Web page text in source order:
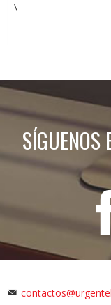
\
SÍGUENOS